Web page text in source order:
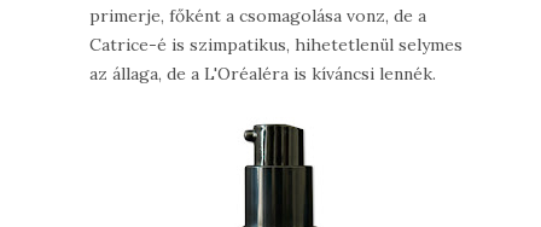
primerje, főként a csomagolása vonz, de a
Catrice-é is szimpatikus, hihetetlenül selymes
az állaga, de a L'Oréaléra is kíváncsi lennék.